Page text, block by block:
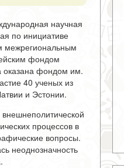
научная
по инициативе
межрегиональным
фондом
оказана фондом им.
40 ученых из
и Эстонии.
процессов в
вопросы.
неоднозначность